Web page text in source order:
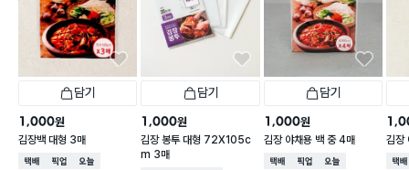
담기
1,000원
김장백 대형 3매
택배배송매장픽업오늘배송
담기
1,000원
김장 봉투 대형 72X105c
m 3매
담기
1,000원
김장 야채용 백 중 4매
택배배송매장픽업오늘배송
김장
택배